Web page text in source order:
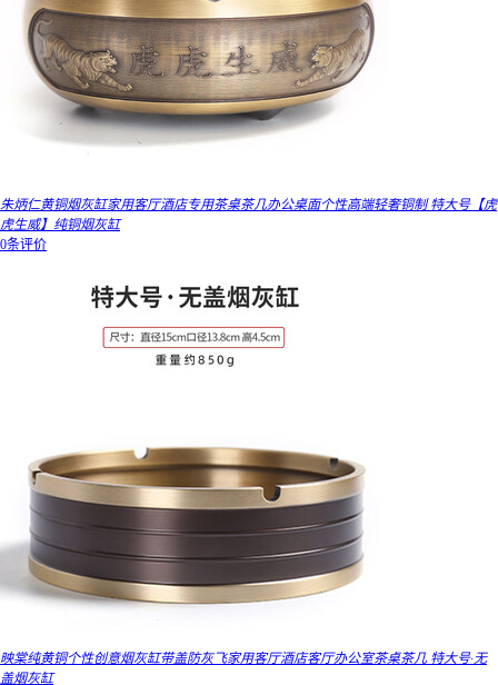
朱炳仁黄铜烟灰缸家用客厅酒店专用茶桌茶几办公桌面个性高端轻奢铜制 特大号【虎
虎生威】纯铜烟灰缸
0条评价
映棠纯黄铜个性创意烟灰缸带盖防灰飞家用客厅酒店客厅办公室茶桌茶几 特大号·无
盖烟灰缸